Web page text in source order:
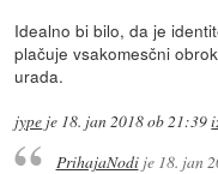
Idealno bi bilo, da je
plačuje vsakomesčni
urada.
jype je 18. jan 2018 ob 21:39
PrihajaNodije 18. jan